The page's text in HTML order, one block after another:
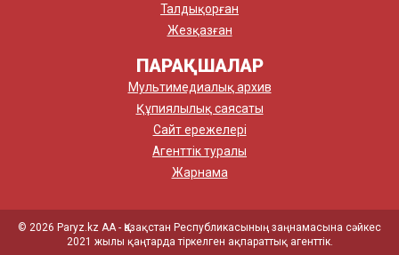
Талдықорған
Жезқазған
ПАРАҚШАЛАР
Мультимедиалық архив
Құпиялылық саясаты
Сайт ережелері
Агенттік туралы
Жарнама
© 2026 Paryz.kz АА - Қазақстан Республикасының заңнамасына сәйкес
2021 жылы қаңтарда тіркелген ақпараттық агенттік.